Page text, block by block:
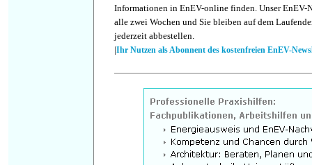
Informationen in EnEV-online finden. Unser EnEV-
alle zwei Wochen und Sie bleiben auf dem
jederzeit abbestellen.
|Ihr Nutzen als Abonnent des kostenfreien EnEV-